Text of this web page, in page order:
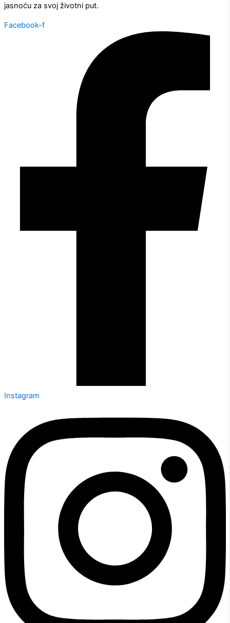
jasnoću za svoj životni put.
Facebook-f
Instagram